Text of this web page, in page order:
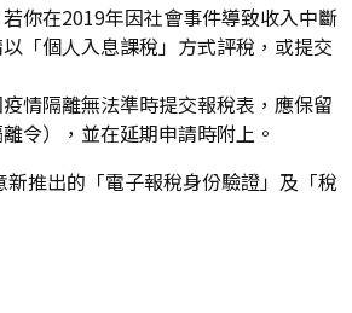
若你在2019年因社會事件導致收入中斷
「個人入息課稅」方式評稅，或提交
疫情隔離無法準時提交報稅表，應保留
令），並在延期申請時附上。
推出的「電子報稅身份驗證」及「稅